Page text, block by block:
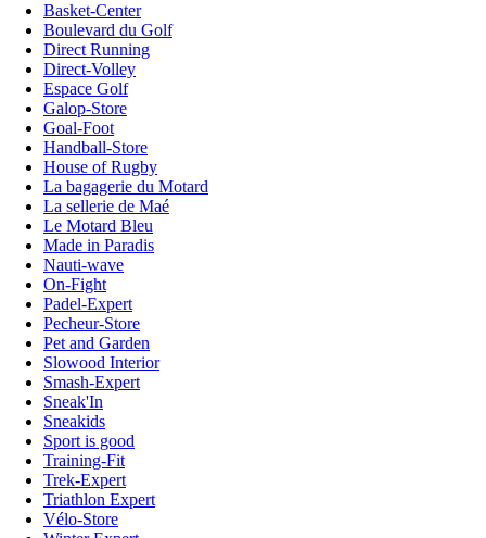
Basket-Center
Boulevard du Golf
Direct Running
Direct-Volley
Espace Golf
Galop-Store
Goal-Foot
Handball-Store
House of Rugby
La bagagerie du Motard
La sellerie de Maé
Le Motard Bleu
Made in Paradis
Nauti-wave
On-Fight
Padel-Expert
Pecheur-Store
Pet and Garden
Slowood Interior
Smash-Expert
Sneak'In
Sneakids
Sport is good
Training-Fit
Trek-Expert
Triathlon Expert
Vélo-Store